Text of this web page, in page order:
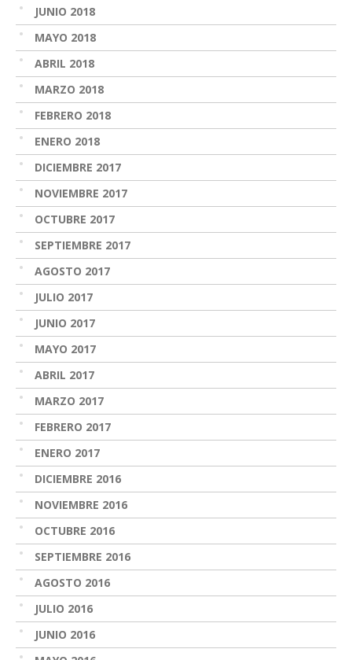
JUNIO 2018
MAYO 2018
ABRIL 2018
MARZO 2018
FEBRERO 2018
ENERO 2018
DICIEMBRE 2017
NOVIEMBRE 2017
OCTUBRE 2017
SEPTIEMBRE 2017
AGOSTO 2017
JULIO 2017
JUNIO 2017
MAYO 2017
ABRIL 2017
MARZO 2017
FEBRERO 2017
ENERO 2017
DICIEMBRE 2016
NOVIEMBRE 2016
OCTUBRE 2016
SEPTIEMBRE 2016
AGOSTO 2016
JULIO 2016
JUNIO 2016